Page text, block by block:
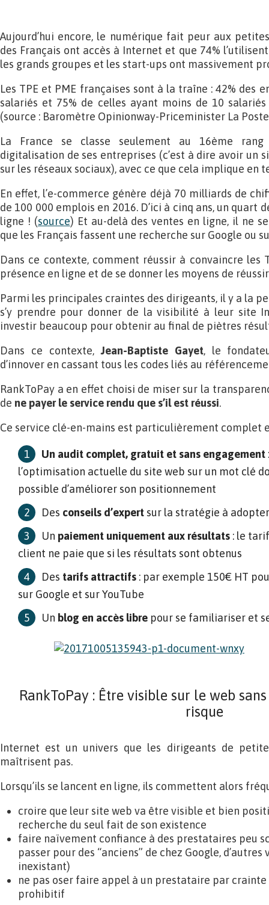
Aujourd’hui encore, le numérique fait peur aux
des Français ont accès à Internet et que 74%
les grands groupes et les start-ups ont massivement
Les TPE et PME françaises sont à la traîne : 42% des
salariés et 75% de celles ayant moins de 10
(source : Baromètre Opinionway-Priceminister La
La France se classe seulement au 16ème
digitalisation de ses entreprises (c’est à dire avoir un
sur les réseaux sociaux), avec ce que cela implique en
En effet, l’e-commerce génère déjà 70 milliards de
de 100 000 emplois en 2016. D’ici à cinq ans, un quart
ligne ! (source) Et au-delà des ventes en ligne, il ne
que les Français fassent une recherche sur Google ou
Dans ce contexte, comment réussir à convaincre les
présence en ligne et de se donner les moyens de
Parmi les principales craintes des dirigeants, il y a la
s’y prendre pour donner de la visibilité à leur site
investir beaucoup pour obtenir au final de piètres
Dans ce contexte,Jean-Baptiste Gayet, le
d’innover en cassant tous les codes liés au
RankToPay a en effet choisi de miser sur la
de ne payer le service rendu que s’il est réussi.
Ce service clé-en-mains est particulièrement complet
Un audit complet, gratuit et sans engagement
l’optimisation actuelle du site web sur un mot clé
possible d’améliorer son positionnement
Des conseils d’expert sur la stratégie à
Un paiement uniquement aux résultats : le
client ne paie que si les résultats sont obtenus
Des tarifs attractifs : par exemple 150€ HT
sur Google et sur YouTube
Un blog en accès libre pour se familiariser et
RankToPay : Être visible sur le web
risque
Internet est un univers que les dirigeants de
maîtrisent pas.
Lorsqu’ils se lancent en ligne, ils commettent alors
croire que leur site web va être visible et bien
recherche du seul fait de son existence
faire naïvement confiance à des prestataires peu
passer pour des “anciens” de chez Google,
inexistant)
ne pas oser faire appel à un prestataire par crainte
prohibitif